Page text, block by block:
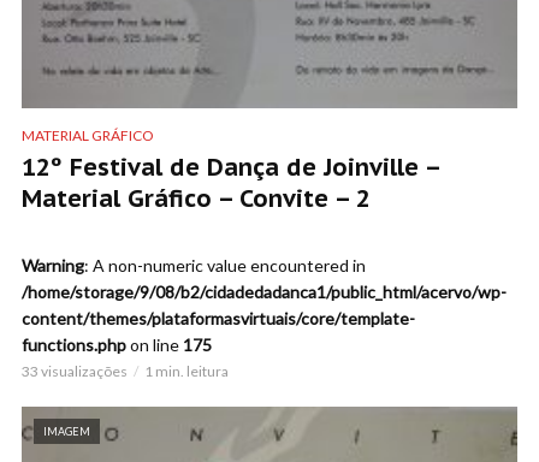
MATERIAL GRÁFICO
12º Festival de Dança de Joinville –
Material Gráfico – Convite – 2
Warning: A non-numeric value encountered in
/home/storage/9/08/b2/cidadedadanca1/public_html/acervo/wp-
content/themes/plataformasvirtuais/core/template-
functions.phpon line 175
33 visualizações 1 min. leitura
IMAGEM